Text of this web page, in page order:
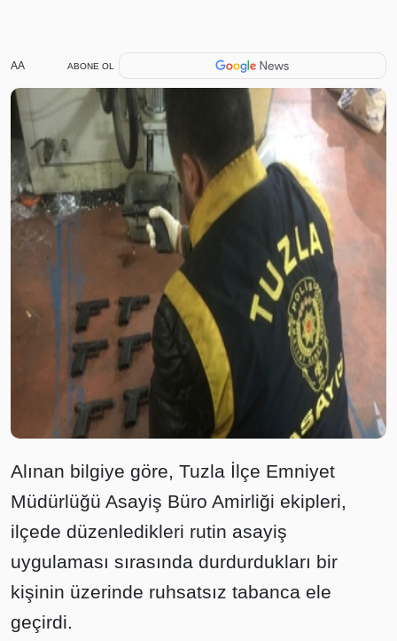
AA ABONE OL
Alınan bilgiye göre, Tuzla İlçe Emniyet
Müdürlüğü Asayiş Büro Amirliği ekipleri,
ilçede düzenledikleri rutin asayiş
uygulaması sırasında durdurdukları bir
kişinin üzerinde ruhsatsız tabanca ele
geçirdi.